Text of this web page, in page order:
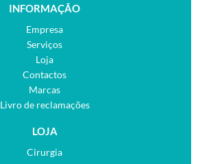
INFORMAÇÃO
Empresa
Serviços
Loja
Contactos
Marcas
Livro de reclamações
LOJA
Cirurgia